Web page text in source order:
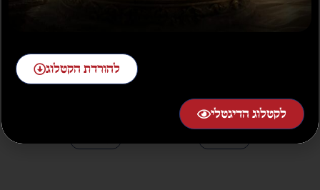
₪30.00
קינות לט' באב נחמו
להורדת הקטלוג
לקטלוג הדיגטלי